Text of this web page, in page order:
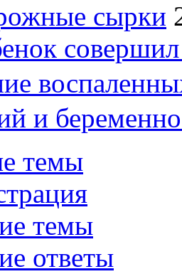
сырки
и
темы
темы
ответы